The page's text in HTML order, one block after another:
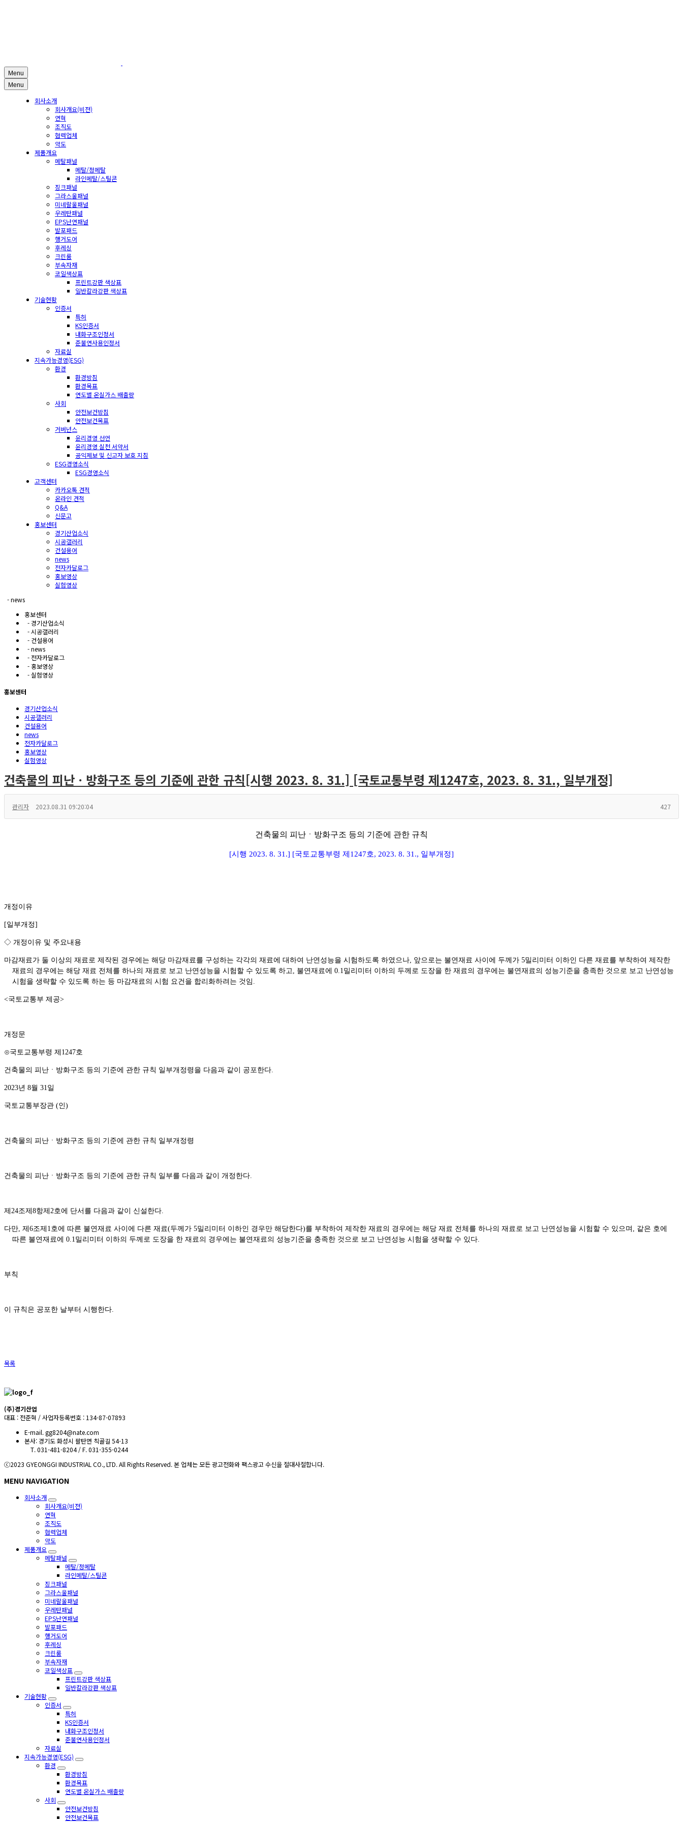
Menu
Menu
회사소개
회사개요(비젼)
연혁
조직도
협력업체
약도
제품개요
메탈패널
메탈/정메탈
라인메탈/스틸콘
징크패널
그라스울패널
미네랄울패널
우레탄패널
EPS난연패널
발포패드
행거도어
후레싱
크린룸
부속자재
코일색상표
프린트강판 색상표
일반칼라강판 색상표
기술현황
인증서
특허
KS인증서
내화구조인정서
준불연사용인정서
자료실
지속가능경영(ESG)
환경
환경방침
환경목표
연도별 온실가스 배출량
사회
안전보건방침
안전보건목표
거버넌스
윤리경영 선언
윤리경영 실천 서약서
공익제보 및 신고자 보호 지침
ESG경영소식
ESG경영소식
고객센터
카카오톡 견적
온라인 견적
Q&A
신문고
홍보센터
경기산업소식
시공갤러리
건설용어
news
전자카달로그
홍보영상
실험영상
- news
홍보센터
- 경기산업소식
- 시공갤러리
- 건설용어
- news
- 전자카달로그
- 홍보영상
- 실험영상
홍보센터
경기산업소식
시공갤러리
건설용어
news
전자카달로그
홍보영상
실험영상
건축물의 피난ㆍ방화구조 등의 기준에 관한 규칙[시행 2023. 8. 31.] [국토교통부령 제1247호, 2023. 8. 31., 일부개정]
관리자 2023.08.31 09:20:04 427
건축물의 피난ㆍ방화구조 등의 기준에 관한 규칙
[시행 2023. 8. 31.] [국토교통부령 제1247호, 2023. 8. 31., 일부개정]
개정이유
[일부개정]
◇ 개정이유 및 주요내용
마감재료가 둘 이상의 재료로 제작된 경우에는 해당 마감재료를 구성하는 각각의 재료에 대하여 난연성능을 시험하도록 하였으나, 앞으로는 불연재료 사이에 두께가 5밀리미터 이하인 다른 재료를 부착하여 제작한
재료의 경우에는 해당 재료 전체를 하나의 재료로 보고 난연성능을 시험할 수 있도록 하고, 불연재료에 0.1밀리미터 이하의 두께로 도장을 한 재료의 경우에는 불연재료의 성능기준을 충족한 것으로 보고 난연성능
시험을 생략할 수 있도록 하는 등 마감재료의 시험 요건을 합리화하려는 것임 .
<국토교통부 제공>
개정문
⊙국토교통부령 제 1247호
건축물의 피난ㆍ방화구조 등의 기준에 관한 규칙 일부개정령을 다음과 같이 공포한다.
2023년 8월 31일
국토교통부장관 (인)
건축물의 피난ㆍ방화구조 등의 기준에 관한 규칙 일부개정령
건축물의 피난ㆍ방화구조 등의 기준에 관한 규칙 일부를 다음과 같이 개정한다.
제 24조제 8항제 2호에 단서를 다음과 같이 신설한다.
다만, 제 6조제 1호에 따른 불연재료 사이에 다른 재료(두께가 5밀리미터 이하인 경우만 해당한다)를 부착하여 제작한 재료의 경우에는 해당 재료 전체를 하나의 재료로 보고 난연성능을 시험할 수 있으며 , 같은 호에
따른 불연재료에 0.1밀리미터 이하의 두께로 도장을 한 재료의 경우에는 불연재료의 성능기준을 충족한 것으로 보고 난연성능 시험을 생략할 수 있다.
부칙
이 규칙은 공포한 날부터 시행한다.
목록
(주)경기산업
대표 : 전준혁 / 사업자등록번호 : 134-87-07893
E-mail. gg8204@nate.com
본사: 경기도 화성시 팔탄면 칙골길 54-13
T. 031-481-8204 / F. 031-355-0244
ⓒ2023 GYEONGGI INDUSTRIAL CO., LTD. All Rights Reserved. 본 업체는 모든 광고전화와 팩스광고 수신을 절대사절합니다.
MENU NAVIGATION
회사소개
회사개요(비젼)
연혁
조직도
협력업체
약도
제품개요
메탈패널
메탈/정메탈
라인메탈/스틸콘
징크패널
그라스울패널
미네랄울패널
우레탄패널
EPS난연패널
발포패드
행거도어
후레싱
크린룸
부속자재
코일색상표
프린트강판 색상표
일반칼라강판 색상표
기술현황
인증서
특허
KS인증서
내화구조인정서
준불연사용인정서
자료실
지속가능경영(ESG)
환경
환경방침
환경목표
연도별 온실가스 배출량
사회
안전보건방침
안전보건목표